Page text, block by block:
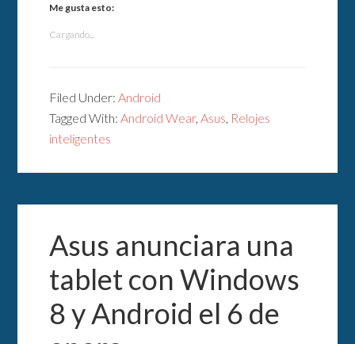
Me gusta esto:
Cargando...
Filed Under: Android
Tagged With: Android Wear, Asus Relojes
inteligentes
Asus anunciara una
tablet con Windows
8 y Android el 6 de